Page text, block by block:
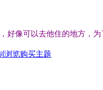
好像可以去他住的地方，
浏览购买主题